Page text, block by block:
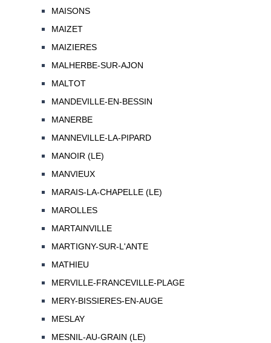
MAISONS
MAIZET
MAIZIERES
MALHERBE-SUR-AJON
MALTOT
MANDEVILLE-EN-BESSIN
MANERBE
MANNEVILLE-LA-PIPARD
MANOIR (LE)
MANVIEUX
MARAIS-LA-CHAPELLE (LE)
MAROLLES
MARTAINVILLE
MARTIGNY-SUR-L'ANTE
MATHIEU
MERVILLE-FRANCEVILLE-PLAGE
MERY-BISSIERES-EN-AUGE
MESLAY
MESNIL-AU-GRAIN (LE)